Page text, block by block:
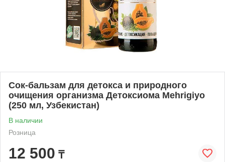
Сок-бальзам для детокса и природного
очищения организма Детоксиома Mehrigiyo
(250 мл, Узбекистан)
В наличии
Розница
12 500 ₸